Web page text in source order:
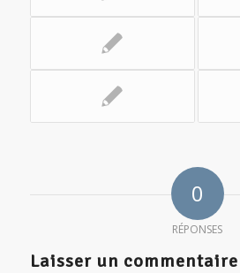
0
RÉPONSES
Laisser un commentaire